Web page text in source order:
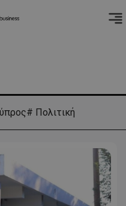
# Πολιτική